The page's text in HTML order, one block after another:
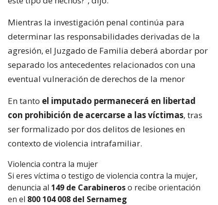
Mientras la investigación penal continúa para
determinar las responsabilidades derivadas de la
agresión, el Juzgado de Familia deberá abordar por
separado los antecedentes relacionados con una
eventual vulneración de derechos de la menor
En tanto el imputado permanecerá en libertad
con prohibición de acercarse a las víctimas, tras
ser formalizado por dos delitos de lesiones en
contexto de violencia intrafamiliar.
Violencia contra la mujer
Si eres víctima o testigo de violencia contra la mujer,
denuncia al 149 de Carabineroso recibe orientación
en el 800 104 008 del Sernameg